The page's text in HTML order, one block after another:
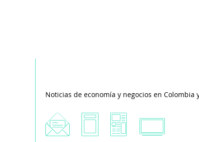
Noticias de economía y negocios en Colombia